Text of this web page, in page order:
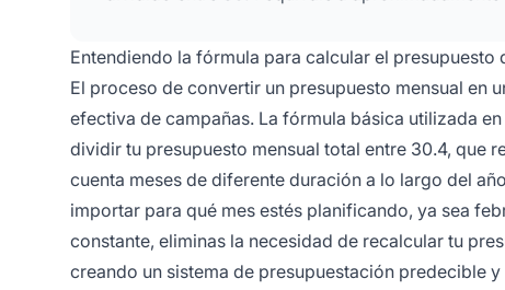
Entendiendo la fórmula para calcular el presupuesto
El proceso de convertir un presupuesto mensual en
efectiva de campañas. La fórmula básica utilizada
dividir tu presupuesto mensual total entre 30.4, que
cuenta meses de diferente duración a lo largo del
importar para qué mes estés planificando, ya sea
constante, eliminas la necesidad de recalcular tu
creando un sistema de presupuestación predecible